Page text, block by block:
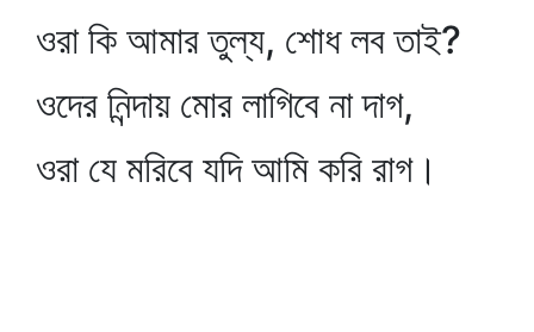
ওরা কি আমার তুল্য, শোধ লব তাই?
ওদের নিন্দায় মোর লাগিবে না দাগ,
ওরা যে মরিবে যদি আমি করি রাগ।